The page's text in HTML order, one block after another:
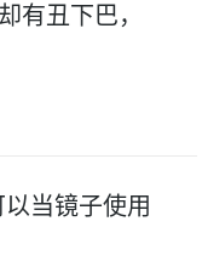
有丑下巴，
当镜子使用